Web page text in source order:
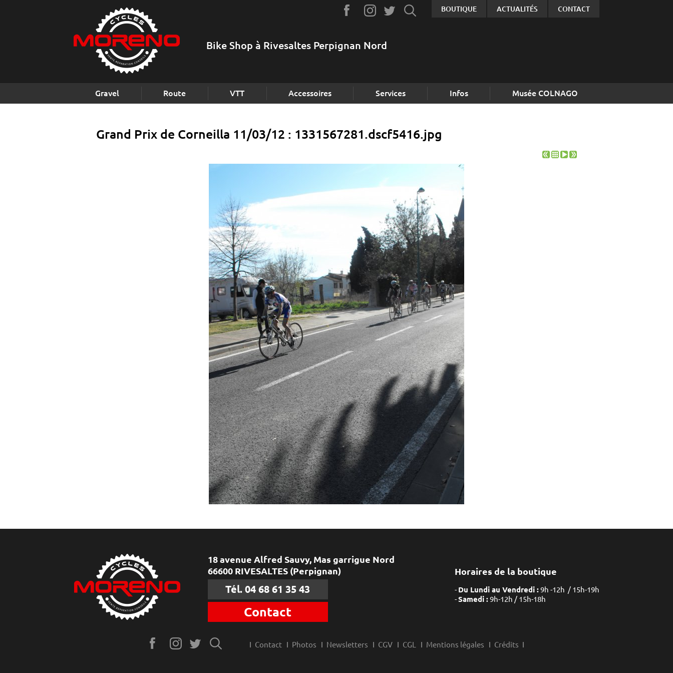
Bike Shop à Rivesaltes Perpignan Nord
Grand Prix de Corneilla 11/03/12 : 1331567281.dscf5416.jpg
Gravel Route VTT Accessoires Services Infos Musée COLNAGO
BOUTIQUE ACTUALITÉS CONTACT
18 avenue Alfred Sauvy, Mas garrigue Nord
66600 RIVESALTES (Perpignan)
Tél. 04 68 61 35 43
Contact
Horaires de la boutique
Du Lundi au Vendredi :9h -12h / 15h-19h
Samedi :9h-12h / 15h-18h
Contact Photos Newsletters CGV CGL Mentions légales Crédits